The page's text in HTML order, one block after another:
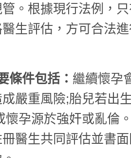
管。根據現行法例，
生評估，方可合法
條件包括： 繼續懷孕
嚴重風險;胎兒若出
懷孕源於強奸或亂倫
醫生共同評估並書